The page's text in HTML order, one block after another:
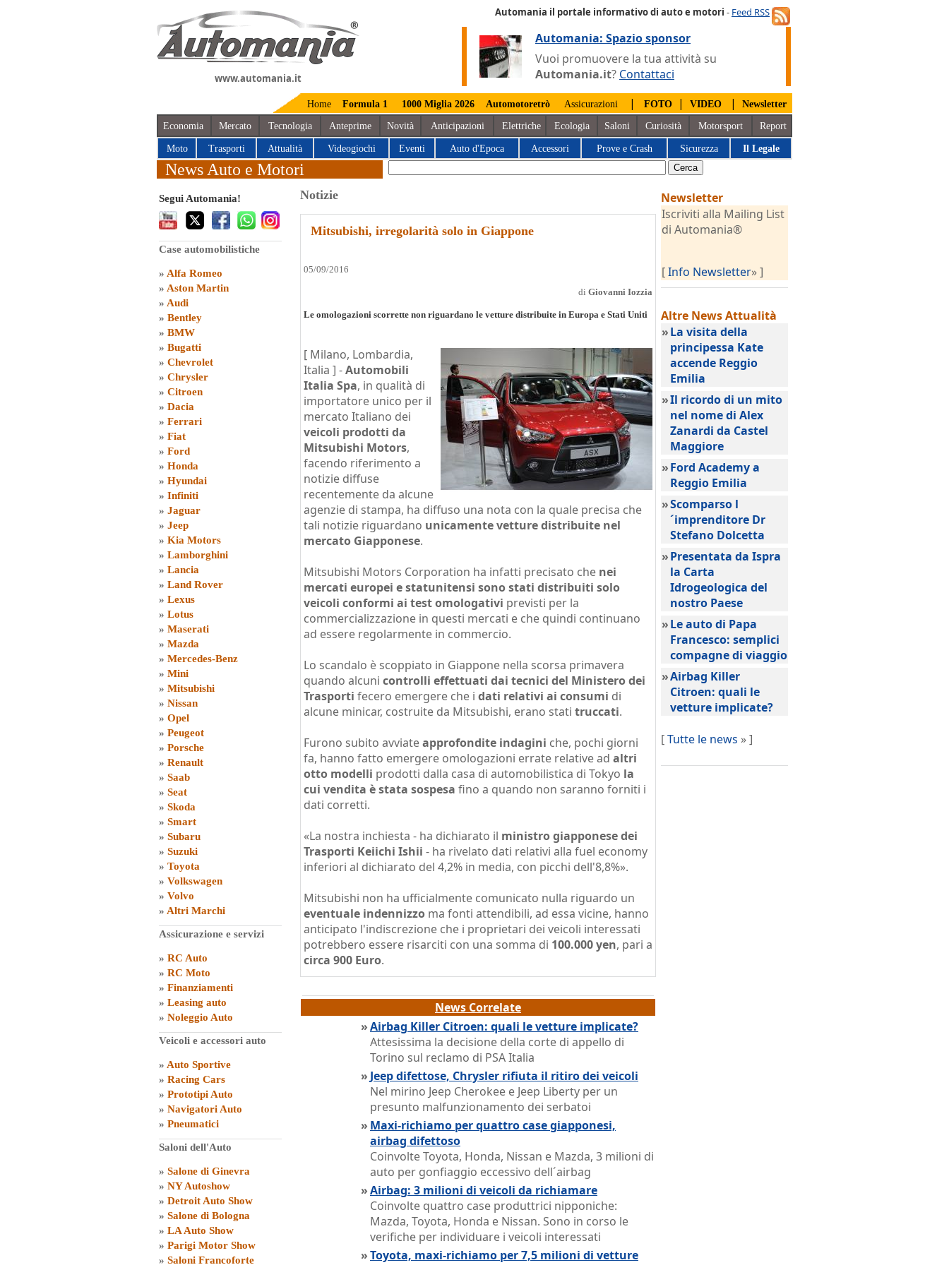
www.automania.it
Automania il portale informativo di auto e motori - Feed RSS
Automania: Spazio sponsor
Vuoi promuovere la tua attività su
Automania.it? Contattaci
Home Formula 1 1000 Miglia 2026 Automotoretrò Assicurazioni | FOTO | VIDEO | Newsletter
Economia Mercato Tecnologia Anteprime Novità Anticipazioni Elettriche Ecologia Saloni Curiosità Motorsport Report
Moto Trasporti Attualità Videogiochi Eventi Auto d'Epoca Accessori Prove e Crash Sicurezza Il Legale
News Auto e Motori
Segui Automania!
Case automobilistiche
» Alfa Romeo
» Aston Martin
» Audi
» Bentley
» BMW
» Bugatti
» Chevrolet
» Chrysler
» Citroen
» Dacia
» Ferrari
» Fiat
» Ford
» Honda
» Hyundai
» Infiniti
» Jaguar
» Jeep
» Kia Motors
» Lamborghini
» Lancia
» Land Rover
» Lexus
» Lotus
» Maserati
» Mazda
» Mercedes-Benz
» Mini
» Mitsubishi
» Nissan
» Opel
» Peugeot
» Porsche
» Renault
» Saab
» Seat
» Skoda
» Smart
» Subaru
» Suzuki
» Toyota
» Volkswagen
» Volvo
» Altri Marchi
Assicurazione e servizi
» RC Auto
» RC Moto
» Finanziamenti
» Leasing auto
» Noleggio Auto
Veicoli e accessori auto
» Auto Sportive
» Racing Cars
» Prototipi Auto
» Navigatori Auto
» Pneumatici
Saloni dell'Auto
» Salone di Ginevra
» NY Autoshow
» Detroit Auto Show
» Salone di Bologna
» LA Auto Show
» Parigi Motor Show
» Saloni Francoforte
Notizie
Mitsubishi, irregolarità solo in Giappone
05/09/2016
di Giovanni Iozzia
Le omologazioni scorrette non riguardano le vetture distribuite in Europa e Stati Uniti
[ Milano, Lombardia,
Italia ] -Automobili
Italia Spa, in qualità di
importatore unico per il
mercato Italiano dei
veicoli prodotti da
Mitsubishi Motors,
facendo riferimento a
notizie diffuse
recentemente da alcune
agenzie di stampa, ha diffuso una nota con la quale precisa che
tali notizie riguardano unicamente vetture distribuite nel
mercato Giapponese.
Mitsubishi Motors Corporation ha infatti precisato che nei
mercati europei e statunitensi sono stati distribuiti solo
veicoli conformi ai test omologativi previsti per la
commercializzazione in questi mercati e che quindi continuano
ad essere regolarmente in commercio.
Lo scandalo è scoppiato in Giappone nella scorsa primavera
quando alcuni controlli effettuati dai tecnici del Ministero dei
Trasporti fecero emergere che i dati relativi ai consumi di
alcune minicar, costruite da Mitsubishi, erano stati truccati.
Furono subito avviateapprofondite indagini che, pochi giorni
fa, hanno fatto emergere omologazioni errate relative ad altri
otto modelli prodotti dalla casa di automobilistica di Tokyo la
cui vendita è stata sospesa fino a quando non saranno forniti i
dati corretti.
«La nostra inchiesta - ha dichiarato il ministro giapponese dei
Trasporti Keiichi Ishii - ha rivelato dati relativi alla fuel economy
inferiori al dichiarato del 4,2% in media, con picchi dell'8,8%».
Mitsubishi non ha ufficialmente comunicato nulla riguardo un
eventuale indennizzo ma fonti attendibili, ad essa vicine, hanno
anticipato l'indiscrezione che i proprietari dei veicoli interessati
potrebbero essere risarciti con una somma di 100.000 yen, pari a
circa 900 Euro.
News Correlate
»Airbag Killer Citroen: quali le vetture implicate?
Attesissima la decisione della corte di appello di
Torino sul reclamo di PSA Italia
» Jeep difettose, Chrysler rifiuta il ritiro dei veicoli
Nel mirino Jeep Cherokee e Jeep Liberty per un
presunto malfunzionamento dei serbatoi
» Maxi-richiamo per quattro case giapponesi,
airbag difettoso
Coinvolte Toyota, Honda, Nissan e Mazda, 3 milioni di
auto per gonfiaggio eccessivo dell´airbag
»Airbag: 3 milioni di veicoli da richiamare
Coinvolte quattro case produttrici nipponiche:
Mazda, Toyota, Honda e Nissan. Sono in corso le
verifiche per individuare i veicoli interessati
»Toyota, maxi-richiamo per 7,5 milioni di vetture
Newsletter
Iscriviti alla Mailing List
di Automania®
[Info Newsletter» ]
Altre NewsAttualità
»La visita della
principessa Kate
accende Reggio
Emilia
»Il ricordo di un mito
nel nome di Alex
Zanardi da Castel
Maggiore
»Ford Academy a
Reggio Emilia
»Scomparso l
´imprenditore Dr
Stefano Dolcetta
»Presentata da Ispra
la Carta
Idrogeologica del
nostro Paese
»Le auto di Papa
Francesco: semplici
compagne di viaggio
»Airbag Killer
Citroen: quali le
vetture implicate?
[Tutte le news » ]